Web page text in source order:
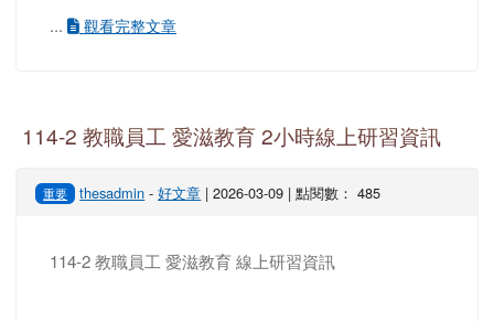
... 觀看完整文章
114-2 教職員工 愛滋教育 2小時線上研習資訊
重要 thesadmin -好文章 | 2026-03-09 | 點閱數： 485
114-2 教職員工 愛滋教育 線上研習資訊